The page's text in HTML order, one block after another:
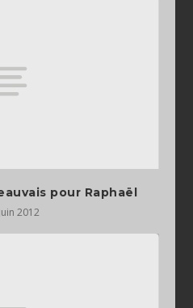
pour Raphaël
2012